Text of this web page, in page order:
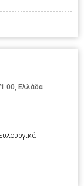
00, Ελλάδα